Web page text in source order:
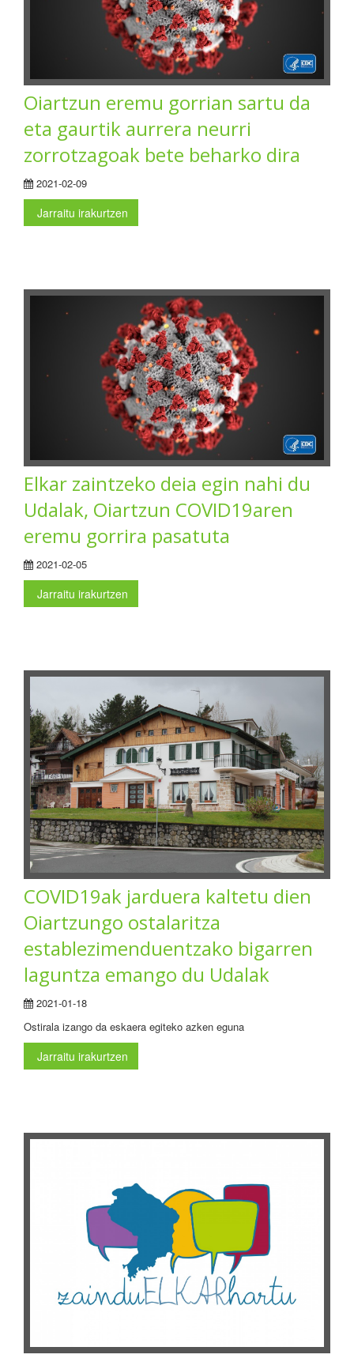
Oiartzun eremu gorrian sartu da
eta gaurtik aurrera neurri
zorrotzagoak bete beharko dira
2021-02-09
Jarraitu irakurtzen
Elkar zaintzeko deia egin nahi du
Udalak, Oiartzun COVID19aren
eremu gorrira pasatuta
2021-02-05
Jarraitu irakurtzen
COVID19ak jarduera kaltetu dien
Oiartzungo ostalaritza
establezimenduentzako bigarren
laguntza emango du Udalak
2021-01-18
Ostirala izango da eskaera egiteko azken eguna
Jarraitu irakurtzen